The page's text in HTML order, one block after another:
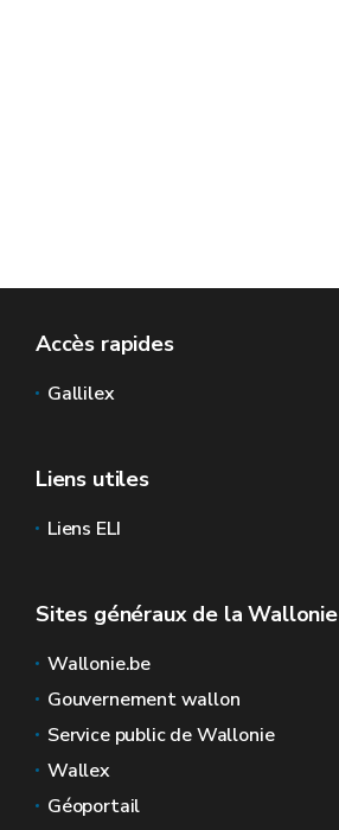
Accès rapides
Gallilex
Liens utiles
Liens ELI
Sites généraux de la Wallonie
Wallonie.be
Gouvernement wallon
Service public de Wallonie
Wallex
Géoportail